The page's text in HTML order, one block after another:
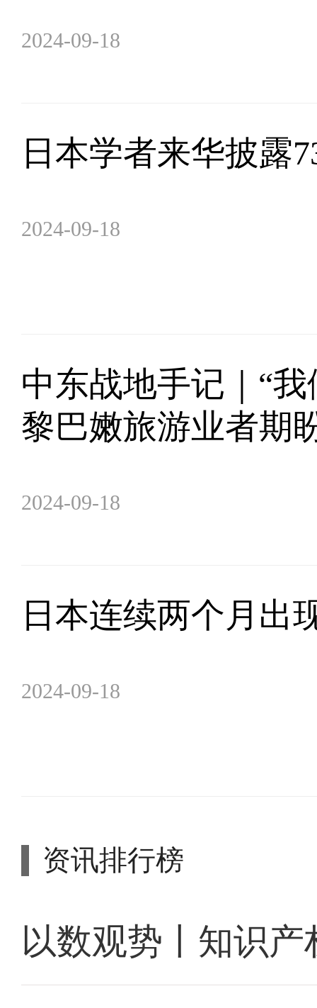
2024-09-18
日本学者来华披露
2024-09-18
中东战地手记｜“
黎巴嫩旅游业者期
2024-09-18
日本连续两个月出
2024-09-18
资讯排行榜
以数观势丨知识